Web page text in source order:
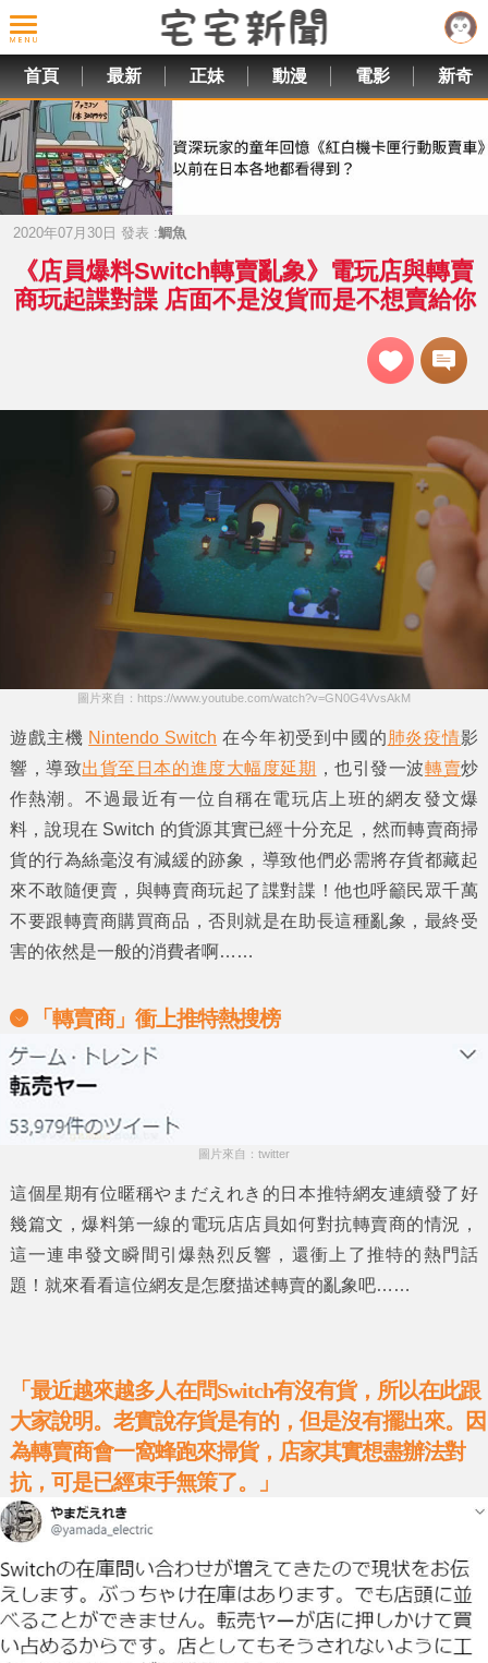
首頁 最新 正妹 動漫 電影 新奇
2020年07月30日 發表 :鯛魚
《店員爆料Switch轉賣亂象》電玩店與轉賣
商玩起諜對諜 店面不是沒貨而是不想賣給你
圖片來自：https://www.youtube.com/watch?v=GN0G4VvsAkM
遊戲主機 Nintendo Switch 在今年初受到中國的肺炎疫情影
響，導致出貨至日本的進度大幅度延期 ，也引發一波轉賣炒
作熱潮。不過最近有一位自稱在電玩店上班的網友發文爆
料，說現在 Switch 的貨源其實已經十分充足，然而轉賣商掃
貨的行為絲毫沒有減緩的跡象，導致他們必需將存貨都藏起
來不敢隨便賣，與轉賣商玩起了諜對諜！他也呼籲民眾千萬
不要跟轉賣商購買商品，否則就是在助長這種亂象，最終受
害的依然是一般的消費者啊……
「轉賣商」衝上推特熱搜榜
圖片來自：twitter
這個星期有位暱稱やまだえれき 的日本推特網友連續發了好
幾篇文，爆料第一線的電玩店店員如何對抗轉賣商的情況，
這一連串發文瞬間引爆熱烈反響，還衝上了推特的熱門話
題！就來看看這位網友是怎麼描述轉賣的亂象吧……
「最近越來越多人在問Switch有沒有貨，所以在此跟
大家說明。老實說存貨是有的，但是沒有擺出來。因
為轉賣商會一窩蜂跑來掃貨，店家其實想盡辦法對
抗，可是已經束手無策了。」